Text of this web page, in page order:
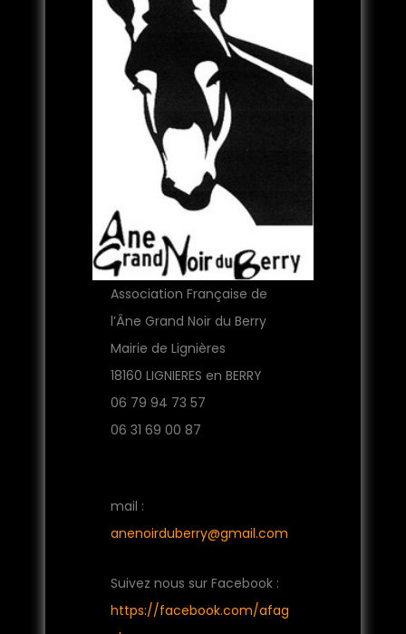
Association Française de
l’Âne Grand Noir du Berry
Mairie de Lignières
18160 LIGNIERES en BERRY
06 79 94 73 57
06 31 69 00 87
mail :
anenoirduberry@gmail.com
Suivez nous sur Facebook :
https://facebook.com/afag